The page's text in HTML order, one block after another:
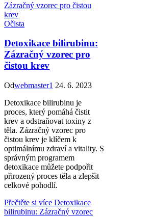
Očista
Detoxikace bilirubinu:
Zázračný vzorec pro
čistou krev
Odwebmaster1 24. 6. 2023
Detoxikace bilirubinu je
proces, který pomáhá čistit
krev a odstraňovat toxiny z
těla. Zázračný vzorec pro
čistou krev je klíčem k
optimálnímu zdraví a vitality. S
správným programem
detoxikace můžete podpořit
přirozený proces těla a zlepšit
celkové pohodlí.
Přečtěte si více Detoxikace
bilirubinu: Zázračný vzorec